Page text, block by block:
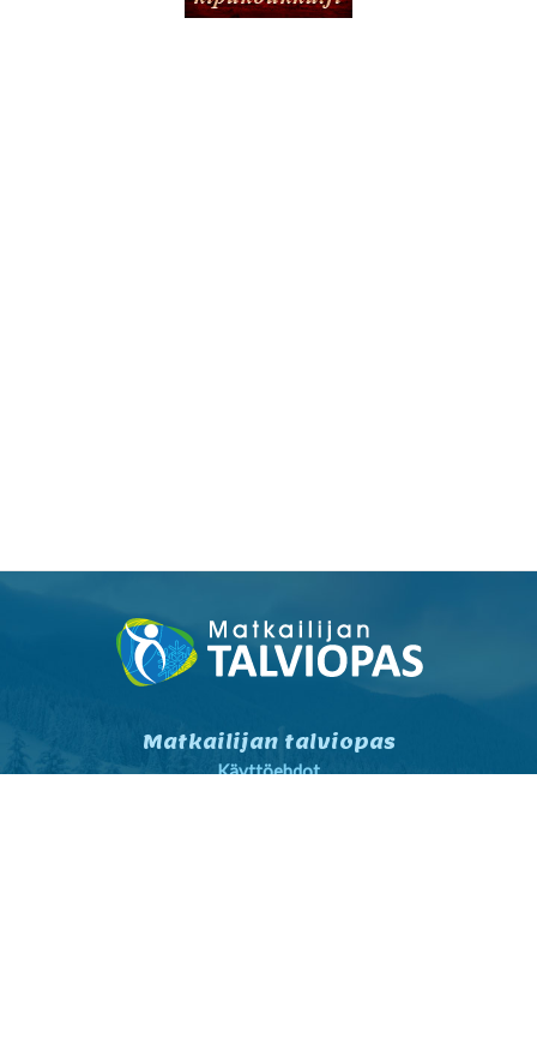
Matkailijan talviopas
Käyttöehdot